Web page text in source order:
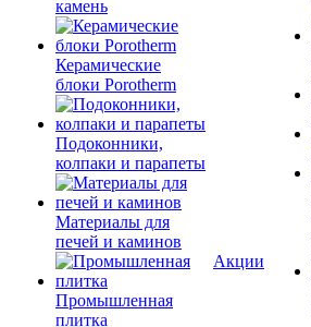
камень
Керамические
блоки Porotherm
Подоконники,
колпаки и парапеты
Материалы для
печей и каминов
Промышленная
плитка
Акции